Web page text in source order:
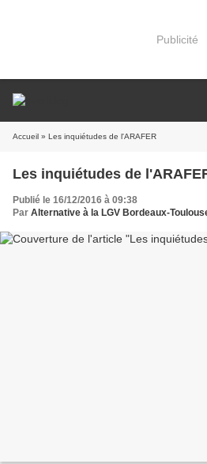
Publicité
Accueil » Les inquiétudes de l'ARAFER
Les inquiétudes de
Publié le 16/12/2016 à 09:38
Par Alternative à la LGV Bordeaux-